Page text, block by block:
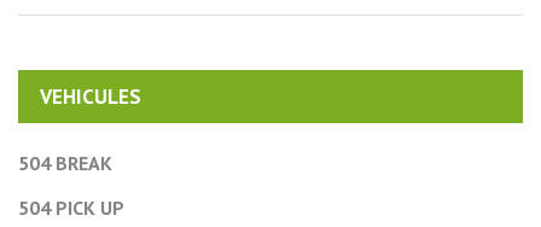
VEHICULES
504 BREAK
504 PICK UP